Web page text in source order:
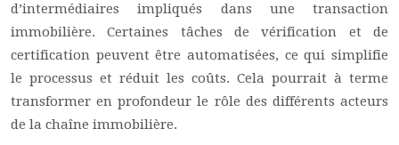
d’intermédiaires impliqués dans une transaction
immobilière. Certaines tâches de vérification et de
certification peuvent être automatisées, ce qui simplifie
le processus et réduit les coûts. Cela pourrait à terme
transformer en profondeur le rôle des différents acteurs
de la chaîne immobilière.